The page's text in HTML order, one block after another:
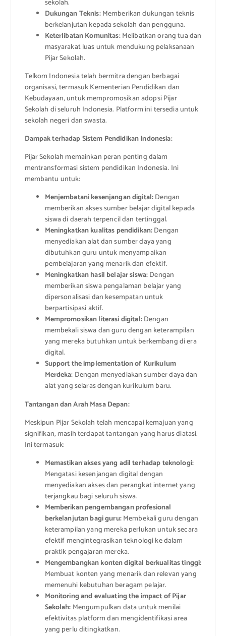
sekolah.
Dukungan Teknis:Memberikan dukungan teknis
berkelanjutan kepada sekolah dan pengguna.
Keterlibatan Komunitas:Melibatkan orang tua dan
masyarakat luas untuk mendukung pelaksanaan
Pijar Sekolah.
Telkom Indonesia telah bermitra dengan berbagai
organisasi, termasuk Kementerian Pendidikan dan
Kebudayaan, untuk mempromosikan adopsi Pijar
Sekolah di seluruh Indonesia. Platform ini tersedia untuk
sekolah negeri dan swasta.
Dampak terhadap Sistem Pendidikan Indonesia:
Pijar Sekolah memainkan peran penting dalam
mentransformasi sistem pendidikan Indonesia. Ini
membantu untuk:
Menjembatani kesenjangan digital:Dengan
memberikan akses sumber belajar digital kepada
siswa di daerah terpencil dan tertinggal.
Meningkatkan kualitas pendidikan:Dengan
menyediakan alat dan sumber daya yang
dibutuhkan guru untuk menyampaikan
pembelajaran yang menarik dan efektif.
Meningkatkan hasil belajar siswa:Dengan
memberikan siswa pengalaman belajar yang
dipersonalisasi dan kesempatan untuk
berpartisipasi aktif.
Mempromosikan literasi digital:Dengan
membekali siswa dan guru dengan keterampilan
yang mereka butuhkan untuk berkembang di era
digital.
Support the implementation of Kurikulum
Merdeka: Dengan menyediakan sumber daya dan
alat yang selaras dengan kurikulum baru.
Tantangan dan Arah Masa Depan:
Meskipun Pijar Sekolah telah mencapai kemajuan yang
signifikan, masih terdapat tantangan yang harus diatasi.
Ini termasuk:
Memastikan akses yang adil terhadap teknologi:
Mengatasi kesenjangan digital dengan
menyediakan akses dan perangkat internet yang
terjangkau bagi seluruh siswa.
Memberikan pengembangan profesional
berkelanjutan bagi guru:Membekali guru dengan
keterampilan yang mereka perlukan untuk secara
efektif mengintegrasikan teknologi ke dalam
praktik pengajaran mereka.
Mengembangkan konten digital berkualitas tinggi:
Membuat konten yang menarik dan relevan yang
memenuhi kebutuhan beragam pelajar.
Monitoring and evaluating the impact of Pijar
Sekolah: Mengumpulkan data untuk menilai
efektivitas platform dan mengidentifikasi area
yang perlu ditingkatkan.